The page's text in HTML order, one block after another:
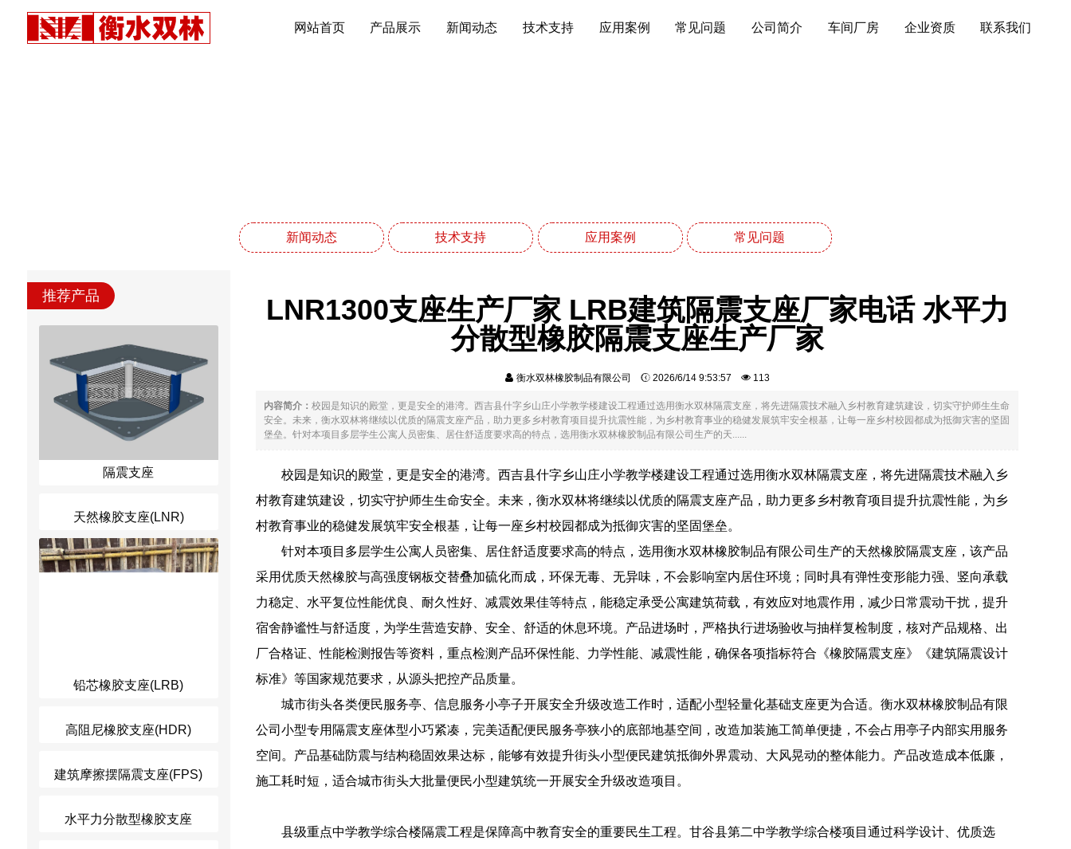
网站首页 产品展示 新闻动态 技术支持 应用案例 常见问题 公司简介 车间厂房 企业资质 联系我们
新闻动态 技术支持 应用案例 常见问题
推荐产品
隔震支座
天然橡胶支座(LNR)
铅芯橡胶支座(LRB)
高阻尼橡胶支座(HDR)
建筑摩擦摆隔震支座(FPS)
水平力分散型橡胶支座
LNR1300支座生产厂家 LRB建筑隔震支座厂家电话 水平力
分散型橡胶隔震支座生产厂家
衡水双林橡胶制品有限公司 2026/6/14 9:53:57 113
内容简介： 校园是知识的殿堂，更是安全的港湾。西吉县什字乡山庄小学教学楼建设工程通过选用衡水双林隔震支座，将先进隔震技术融入乡村教育建筑建设，切实守护师生生命
安全。未来，衡水双林将继续以优质的隔震支座产品，助力更多乡村教育项目提升抗震性能，为乡村教育事业的稳健发展筑牢安全根基，让每一座乡村校园都成为抵御灾害的坚固
堡垒。针对本项目多层学生公寓人员密集、居住舒适度要求高的特点，选用衡水双林橡胶制品有限公司生产的天......
校园是知识的殿堂，更是安全的港湾。西吉县什字乡山庄小学教学楼建设工程通过选用衡水双林隔震支座，将先进隔震技术融入乡
村教育建筑建设，切实守护师生生命安全。未来，衡水双林将继续以优质的隔震支座产品，助力更多乡村教育项目提升抗震性能，为乡
村教育事业的稳健发展筑牢安全根基，让每一座乡村校园都成为抵御灾害的坚固堡垒。
针对本项目多层学生公寓人员密集、居住舒适度要求高的特点，选用衡水双林橡胶制品有限公司生产的天然橡胶隔震支座，该产品
采用优质天然橡胶与高强度钢板交替叠加硫化而成，环保无毒、无异味，不会影响室内居住环境；同时具有弹性变形能力强、竖向承载
力稳定、水平复位性能优良、耐久性好、减震效果佳等特点，能稳定承受公寓建筑荷载，有效应对地震作用，减少日常震动干扰，提升
宿舍静谧性与舒适度，为学生营造安静、安全、舒适的休息环境。产品进场时，严格执行进场验收与抽样复检制度，核对产品规格、出
厂合格证、性能检测报告等资料，重点检测产品环保性能、力学性能、减震性能，确保各项指标符合《橡胶隔震支座》《建筑隔震设计
标准》等国家规范要求，从源头把控产品质量。
城市街头各类便民服务亭、信息服务小亭子开展安全升级改造工作时，适配小型轻量化基础支座更为合适。衡水双林橡胶制品有限
公司小型专用隔震支座体型小巧紧凑，完美适配便民服务亭狭小的底部地基空间，改造加装施工简单便捷，不会占用亭子内部实用服务
空间。产品基础防震与结构稳固效果达标，能够有效提升街头小型便民建筑抵御外界震动、大风晃动的整体能力。产品改造成本低廉，
施工耗时短，适合城市街头大批量便民小型建筑统一开展安全升级改造项目。
县级重点中学教学综合楼隔震工程是保障高中教育安全的重要民生工程。甘谷县第二中学教学综合楼项目通过科学设计、优质选